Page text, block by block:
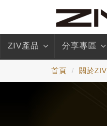
ZIV產品 分享專區
首頁 關於ZIV